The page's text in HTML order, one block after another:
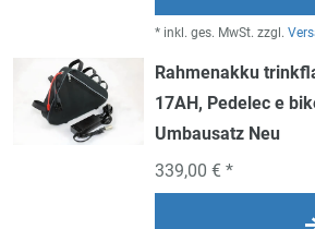
* inkl. ges. MwSt. zzgl.
Rahmenakku
17AH, Pedelec e
Umbausatz Neu
339,00 € *